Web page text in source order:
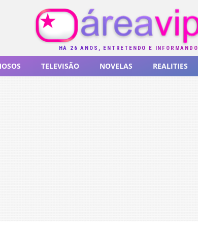
HÁ 26 ANOS, ENTRETENDO E INFORMANDO
TELEVISÃO NOVELAS REALITIES